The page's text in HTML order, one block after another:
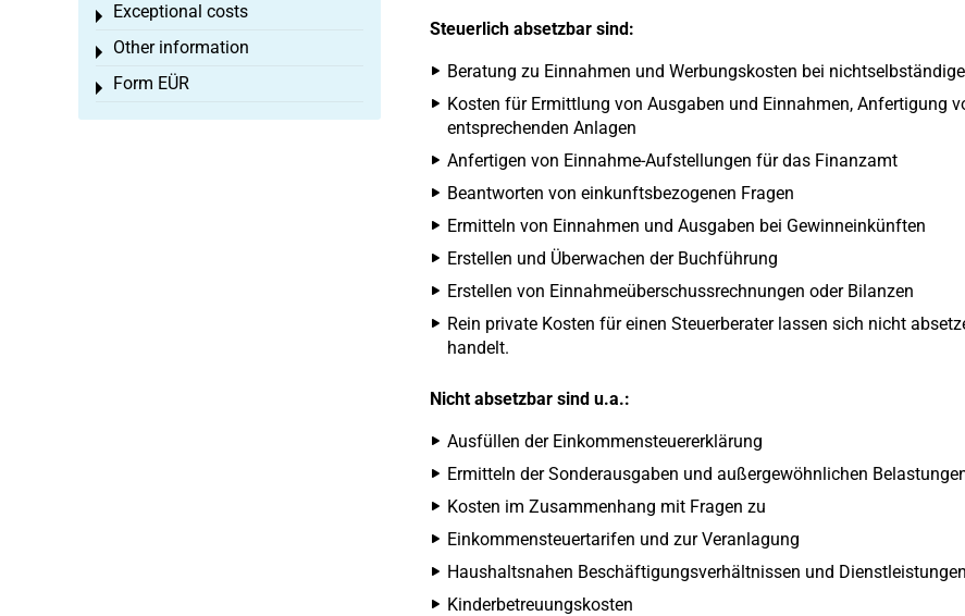
Steuerlich absetzbar sind:
Beratung zu Einnahmen und Werbungskosten bei
Kosten für Ermittlung von Ausgaben und Einnahmen, Anfertigung
entsprechenden Anlagen
Anfertigen von Einnahme-Aufstellungen für das Finanzamt
Beantworten von einkunftsbezogenen Fragen
Ermitteln von Einnahmen und Ausgaben bei Gewinneinkünften
Erstellen und Überwachen der Buchführung
Erstellen von Einnahmeüberschussrechnungen oder Bilanzen
Rein private Kosten für einen Steuerberater lassen sich nicht
handelt.
Nicht absetzbar sind u.a.:
Ausfüllen der Einkommensteuererklärung
Ermitteln der Sonderausgaben und außergewöhnlichen
Kosten im Zusammenhang mit Fragen zu
Einkommensteuertarifen und zur Veranlagung
Haushaltsnahen Beschäftigungsverhältnissen und Dienstleistungen
Kinderbetreuungskosten
Exceptional costs
Toggle menu
Other information
Toggle menu
Form EÜR
Toggle menu